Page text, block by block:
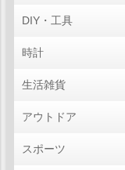
DIY・工具
時計
生活雑貨
アウトドア
スポーツ